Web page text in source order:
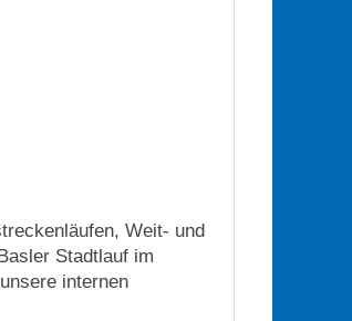
Weit- und
Stadtlauf im
internen